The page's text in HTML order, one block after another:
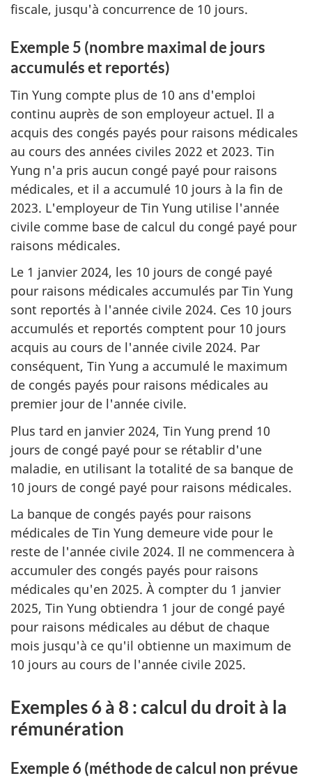
fiscale, jusqu'à concurrence de 10 jours.
Exemple 5 (nombre maximal de jours
accumulés et reportés)
Tin Yung compte plus de 10 ans d'emploi
continu auprès de son employeur actuel. Il a
acquis des congés payés pour raisons médicales
au cours des années civiles 2022 et 2023. Tin
Yung n'a pris aucun congé payé pour raisons
médicales, et il a accumulé 10 jours à la fin de
2023. L'employeur de Tin Yung utilise l'année
civile comme base de calcul du congé payé pour
raisons médicales.
Le 1 janvier 2024, les 10 jours de congé payé
pour raisons médicales accumulés par Tin Yung
sont reportés à l'année civile 2024. Ces 10 jours
accumulés et reportés comptent pour 10 jours
acquis au cours de l'année civile 2024. Par
conséquent, Tin Yung a accumulé le maximum
de congés payés pour raisons médicales au
premier jour de l'année civile.
Plus tard en janvier 2024, Tin Yung prend 10
jours de congé payé pour se rétablir d'une
maladie, en utilisant la totalité de sa banque de
10 jours de congé payé pour raisons médicales.
La banque de congés payés pour raisons
médicales de Tin Yung demeure vide pour le
reste de l'année civile 2024. Il ne commencera à
accumuler des congés payés pour raisons
médicales qu'en 2025. À compter du 1 janvier
2025, Tin Yung obtiendra 1 jour de congé payé
pour raisons médicales au début de chaque
mois jusqu'à ce qu'il obtienne un maximum de
10 jours au cours de l'année civile 2025.
Exemples 6 à 8 : calcul du droit à la
rémunération
Exemple 6 (méthode de calcul non prévue